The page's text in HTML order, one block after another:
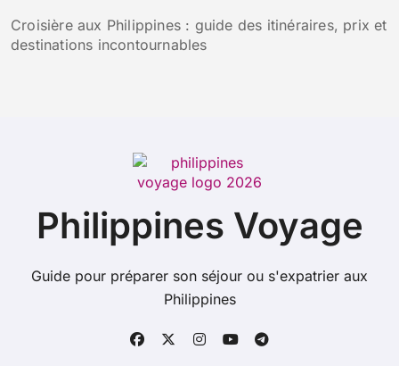
Croisière aux Philippines : guide des itinéraires, prix et
destinations incontournables
Philippines Voyage
Guide pour préparer son séjour ou s'expatrier aux
Philippines